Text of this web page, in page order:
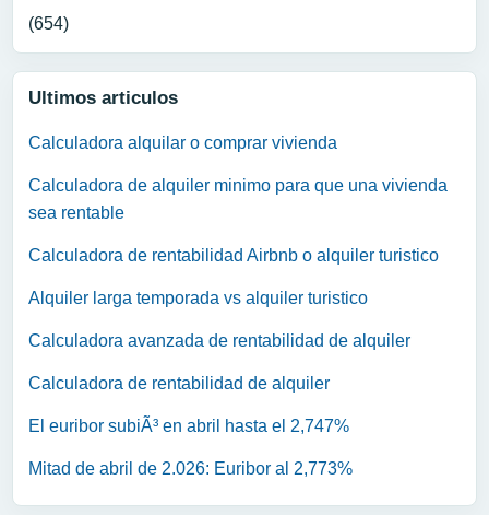
(654)
Ultimos articulos
Calculadora alquilar o comprar vivienda
Calculadora de alquiler minimo para que una vivienda
sea rentable
Calculadora de rentabilidad Airbnb o alquiler turistico
Alquiler larga temporada vs alquiler turistico
Calculadora avanzada de rentabilidad de alquiler
Calculadora de rentabilidad de alquiler
El euribor subiÃ³ en abril hasta el 2,747%
Mitad de abril de 2.026: Euribor al 2,773%